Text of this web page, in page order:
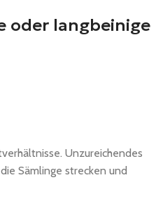
oder langbeinige
Unzureichendes
Sämlinge strecken und